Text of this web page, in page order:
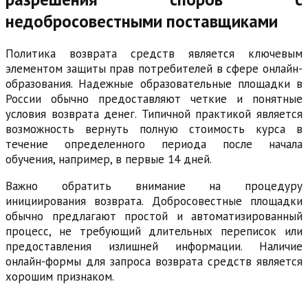
недобросовестными поставщиками
Политика возврата средств является ключевым
элементом защиты прав потребителей в сфере онлайн-
образования. Надежные образовательные площадки в
России обычно предоставляют четкие и понятные
условия возврата денег. Типичной практикой является
возможность вернуть полную стоимость курса в
течение определенного периода после начала
обучения, например, в первые 14 дней.
Важно обратить внимание на процедуру
инициирования возврата. Добросовестные площадки
обычно предлагают простой и автоматизированный
процесс, не требующий длительных переписок или
предоставления излишней информации. Наличие
онлайн-формы для запроса возврата средств является
хорошим признаком.